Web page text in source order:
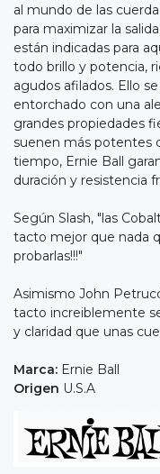
al mundo de las
para maximizar la
están indicadas para
todo brillo y potencia,
agudos afilados. Ello
entorchado con una
grandes propiedades
suenen más potentes
tiempo, Ernie Ball
duración y resistencia
Según Slash, "las
tacto mejor que nada
probarlas!!!"
Asimismo John
tacto increiblemente
y claridad que unas
Marca: Ernie Ball
Origen U.S.A